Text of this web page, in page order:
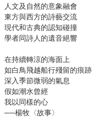
人文及自然的意象融會
東方與西方的詩藝交流
現代和古典的認知碰撞
學者同詩人的遺音絕響
在持續轉涼的海面上
如白鳥飛越船行殘留的痕跡
深入季節微弱的氣息
假如潮水曾經
我以同樣的心
──楊牧〈故事〉